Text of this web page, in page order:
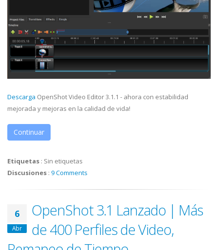
Descarga OpenShot Video Editor 3.1.1 - ahora con estabilidad
mejorada y mejoras en la calidad de vida!
Continuar
Etiquetas : Sin etiquetas
Discusiones : 9 Comments
6
Abr
OpenShot 3.1 Lanzado | Más
de 400 Perfiles de Video,